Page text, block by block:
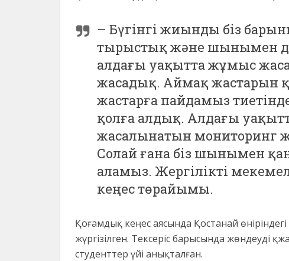
– Бүгінгі жиынды біз
тырыстық және шынымен
алдағы уақытта жұмыс
жасадық. Аймақ жастарын
жастарға пайдамыз
қолға алдық. Алдағы
жасалынатын мониторинг
Солай ғана біз шынымен
аламыз. Жергілікті
кеңес төрайымы.
Қоғамдық кеңес аясында Қостанай
жүргізілген. Тексеріс барысында жөндеуді
студенттер үйі анықталған.